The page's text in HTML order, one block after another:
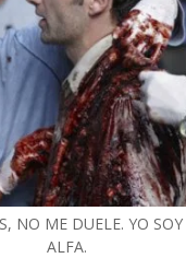
NO ME DUELE. YO
ALFA.